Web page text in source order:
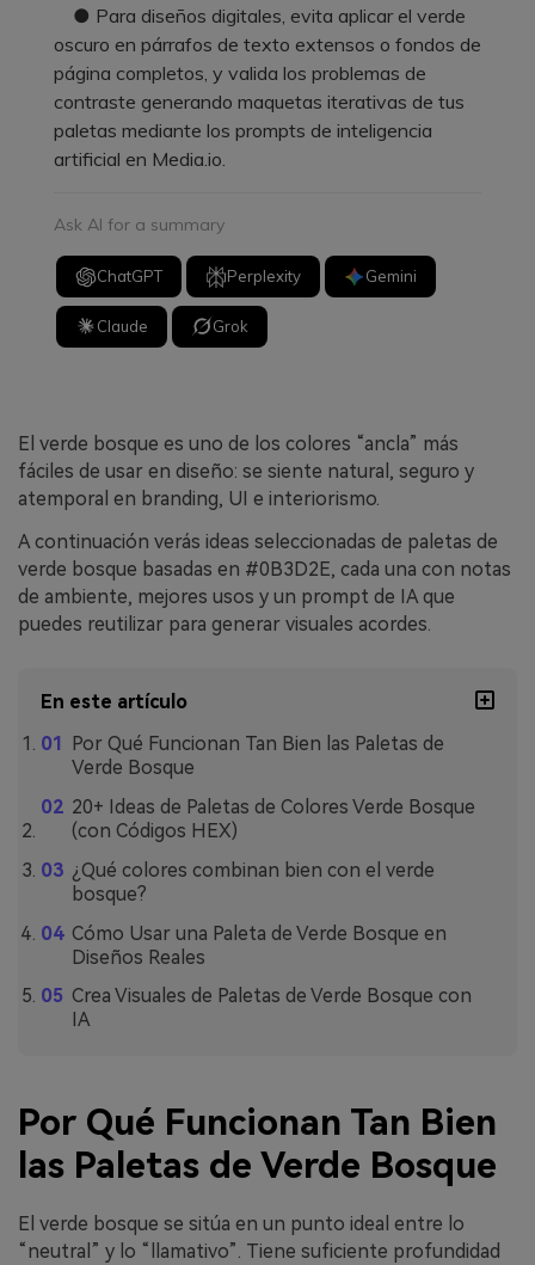
● Para diseños digitales, evita aplicar el verde
oscuro en párrafos de texto extensos o fondos de
página completos, y valida los problemas de
contraste generando maquetas iterativas de tus
paletas mediante los prompts de inteligencia
artificial en Media.io.
Ask AI for a summary
ChatGPT Perplexity Gemini
Claude Grok
El verde bosque es uno de los colores “ancla” más
fáciles de usar en diseño: se siente natural, seguro y
atemporal en branding, UI e interiorismo.
A continuación verás ideas seleccionadas de paletas de
verde bosque basadas en #0B3D2E, cada una con notas
de ambiente, mejores usos y un prompt de IA que
puedes reutilizar para generar visuales acordes.
En este artículo
Por Qué Funcionan Tan Bien las Paletas de
Verde Bosque
20+ Ideas de Paletas de Colores Verde Bosque
(con Códigos HEX)
¿Qué colores combinan bien con el verde
bosque?
Cómo Usar una Paleta de Verde Bosque en
Diseños Reales
Crea Visuales de Paletas de Verde Bosque con
IA
Por Qué Funcionan Tan Bien
las Paletas de Verde Bosque
El verde bosque se sitúa en un punto ideal entre lo
“neutral” y lo “llamativo”. Tiene suficiente profundidad